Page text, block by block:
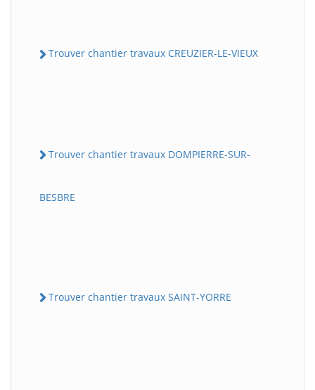
Trouver chantier travaux CREUZIER-LE-VIEUX
Trouver chantier travaux DOMPIERRE-SUR-
BESBRE
Trouver chantier travaux SAINT-YORRE